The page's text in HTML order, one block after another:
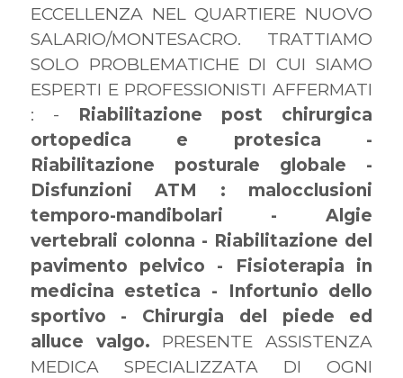
ECCELLENZA NEL QUARTIERE NUOVO
SALARIO/MONTESACRO. TRATTIAMO
SOLO PROBLEMATICHE DI CUI SIAMO
ESPERTI E PROFESSIONISTI AFFERMATI
: - Riabilitazione post chirurgica
ortopedica e protesica -
Riabilitazione posturale globale -
Disfunzioni ATM : malocclusioni
temporo-mandibolari - Algie
vertebrali colonna - Riabilitazione del
pavimento pelvico - Fisioterapia in
medicina estetica - Infortunio dello
sportivo - Chirurgia del piede ed
alluce valgo. PRESENTE ASSISTENZA
MEDICA SPECIALIZZATA DI OGNI